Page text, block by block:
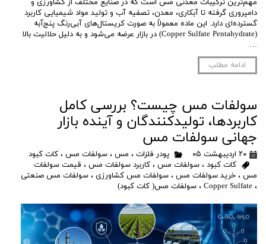
مهم‌ترین ترکیبات معدنی مس است که در صنایع مختلف از کشاورزی و
دامپروری گرفته تا آبکاری، معدن، تصفیه آب و تولید مواد شیمیایی کاربرد
گسترده‌ای دارد. این ماده معمولاً به صورت کریستال‌های آبی‌رنگ پنج‌آبه
(Copper Sulfate Pentahydrate) در بازار عرضه می‌شود و به دلیل حلالیت بالا
…
ادامه مطلب
سولفات مس چیست؟ بررسی کامل
کاربردها، تولیدکنندگان و آینده بازار
جهانی سولفات مس
۲۰ اردیبهشت ۰۵ پودر فلزات ، مس ، سولفات مس ، کات کبود
کات کبود ، سولفات مس ، کاربرد سولفات مس ، قیمت سولفات
مس ، خرید سولفات مس ، سولفات مس کشاورزی ، سولفات مس صنعتی
، Copper Sulfate ، سولفات مس( کات کبود)